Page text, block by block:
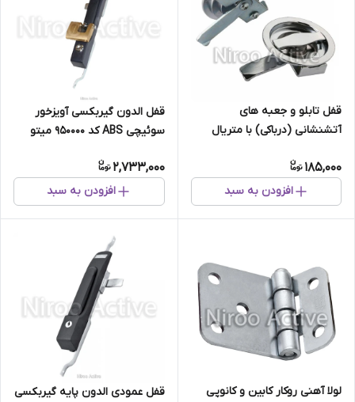
قفل تابلو و جعبه های
آتشنشانی (درباکی) با متریال
185,000
افزودن به سبد
قفل الدون گیربکسی آویزخور
سوئیچی ABS کد 950000 میتو
2,733,000
افزودن به سبد
لولا آهنی روکار کابین و کانوپی
قفل عمودی الدون پایه گیربکسی